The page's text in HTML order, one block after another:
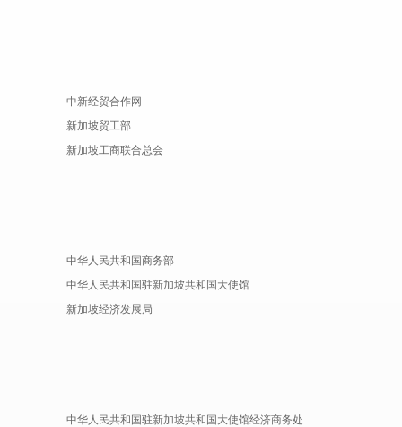
中新经贸合作网
新加坡贸工部
新加坡工商联合总会
中华人民共和国商务部
中华人民共和国驻新加坡共和国大使馆
新加坡经济发展局
中华人民共和国驻新加坡共和国大使馆经济商务处